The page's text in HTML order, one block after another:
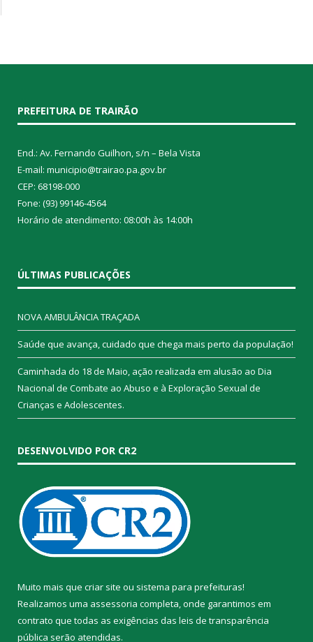
PREFEITURA DE TRAIRÃO
End.: Av. Fernando Guilhon, s/n – Bela Vista
E-mail: municipio@trairao.pa.gov.br
CEP: 68198-000
Fone: (93) 99146-4564
Horário de atendimento: 08:00h às 14:00h
ÚLTIMAS PUBLICAÇÕES
NOVA AMBULÂNCIA TRAÇADA
Saúde que avança, cuidado que chega mais perto da população!
Caminhada do 18 de Maio, ação realizada em alusão ao Dia
Nacional de Combate ao Abuso e à Exploração Sexual de
Crianças e Adolescentes.
DESENVOLVIDO POR CR2
Muito mais que criar site ou sistema para prefeituras!
Realizamos uma assessoria completa, onde garantimos em
contrato que todas as exigências das leis de transparência
pública serão atendidas.